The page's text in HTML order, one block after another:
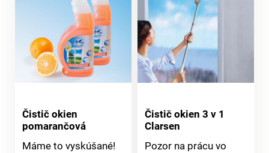
Čistič okien
pomarančová
Máme to vyskúšané!
Čistič okien 3 v 1
Clarsen
Pozor na prácu vo